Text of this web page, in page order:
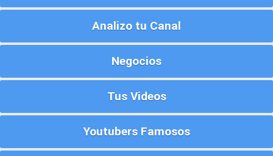
Analizo tu Canal
Negocios
Tus Videos
Youtubers Famosos